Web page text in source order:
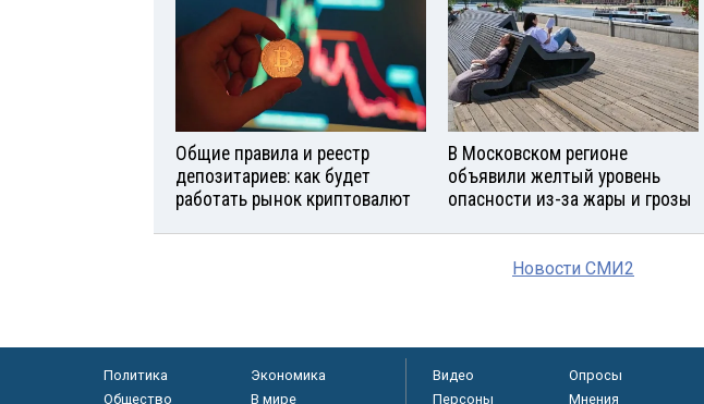
Общие правила и реестр
депозитариев: как будет
работать рынок криптовалют
В Московском регионе
объявили желтый уровень
опасности из-за жары и грозы
Новости СМИ2
Политика
Экономика
Общество
В мире
Видео Опросы
Персоны
Мнения